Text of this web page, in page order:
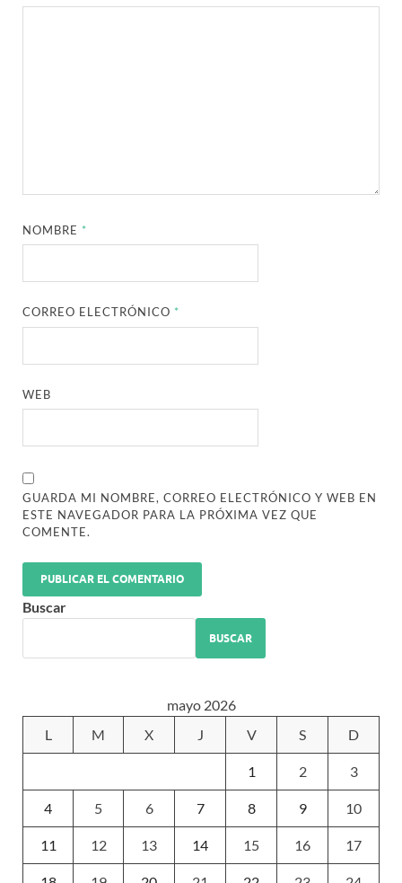
NOMBRE *
CORREO ELECTRÓNICO *
WEB
GUARDA MI NOMBRE, CORREO ELECTRÓNICO Y WEB EN
ESTE NAVEGADOR PARA LA PRÓXIMA VEZ QUE
COMENTE.
Buscar
BUSCAR
mayo 2026
L
M X J V S D
1 2 3
4 5 6 7 8 9 10
11 12 13 14 15 16 17